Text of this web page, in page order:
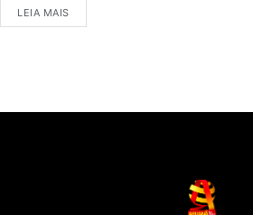
LEIA MAIS